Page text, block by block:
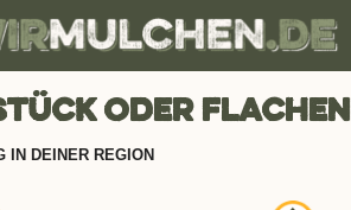
oder
IN DEINER REGION